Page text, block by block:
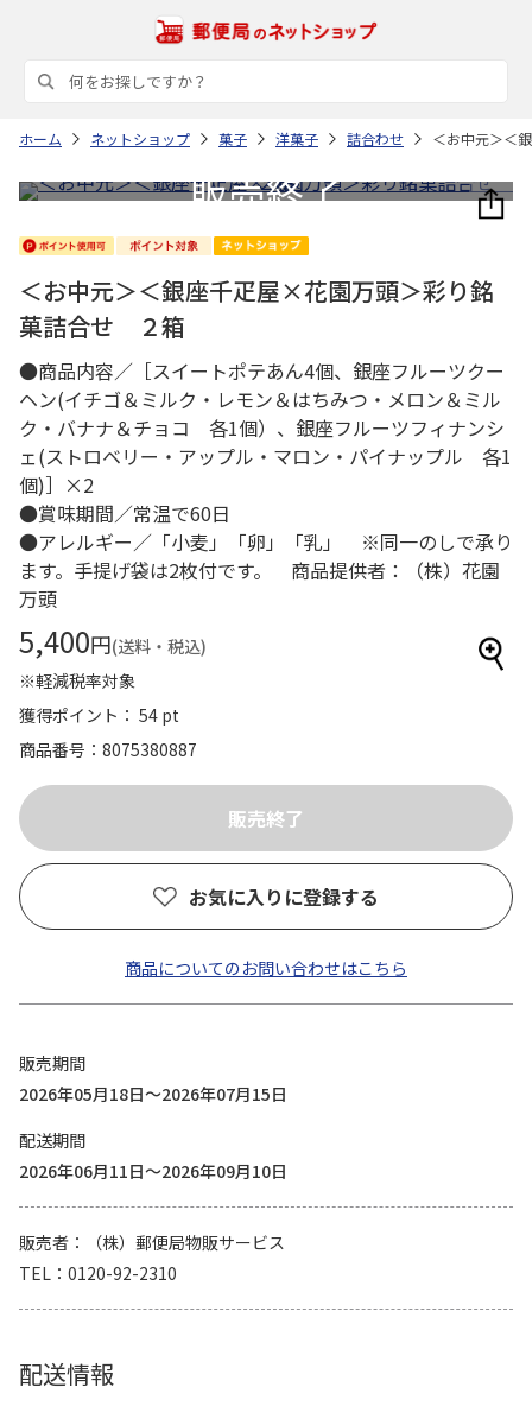
ホーム ネットショップ 菓子 洋菓子 詰合わせ ＜お中元＞＜
＜お中元＞＜銀座千疋屋×花園万頭＞彩り銘
菓詰合せ ２箱
●商品内容／［スイートポテあん4個、銀座フルーツクー
ヘン(イチゴ＆ミルク・レモン＆はちみつ・メロン＆ミル
ク・バナナ＆チョコ 各1個）、銀座フルーツフィナンシ
ェ(ストロベリー・アップル・マロン・パイナップル 各1
個)］×2
●賞味期間／常温で60日
●アレルギー／「小麦」「卵」「乳」 ※同一のしで承り
ます。手提げ袋は2枚付です。 商品提供者：（株）花園
万頭
5,400円(送料・税込)
※軽減税率対象
獲得ポイント： 54 pt
商品番号
8075380887
お気に入りに登録する
商品についてのお問い合わせはこちら
販売期間
2026年05月18日～2026年07月15日
配送期間
2026年06月11日～2026年09月10日
販売者
（株）郵便局物販サービス
TEL
0120-92-2310
配送情報